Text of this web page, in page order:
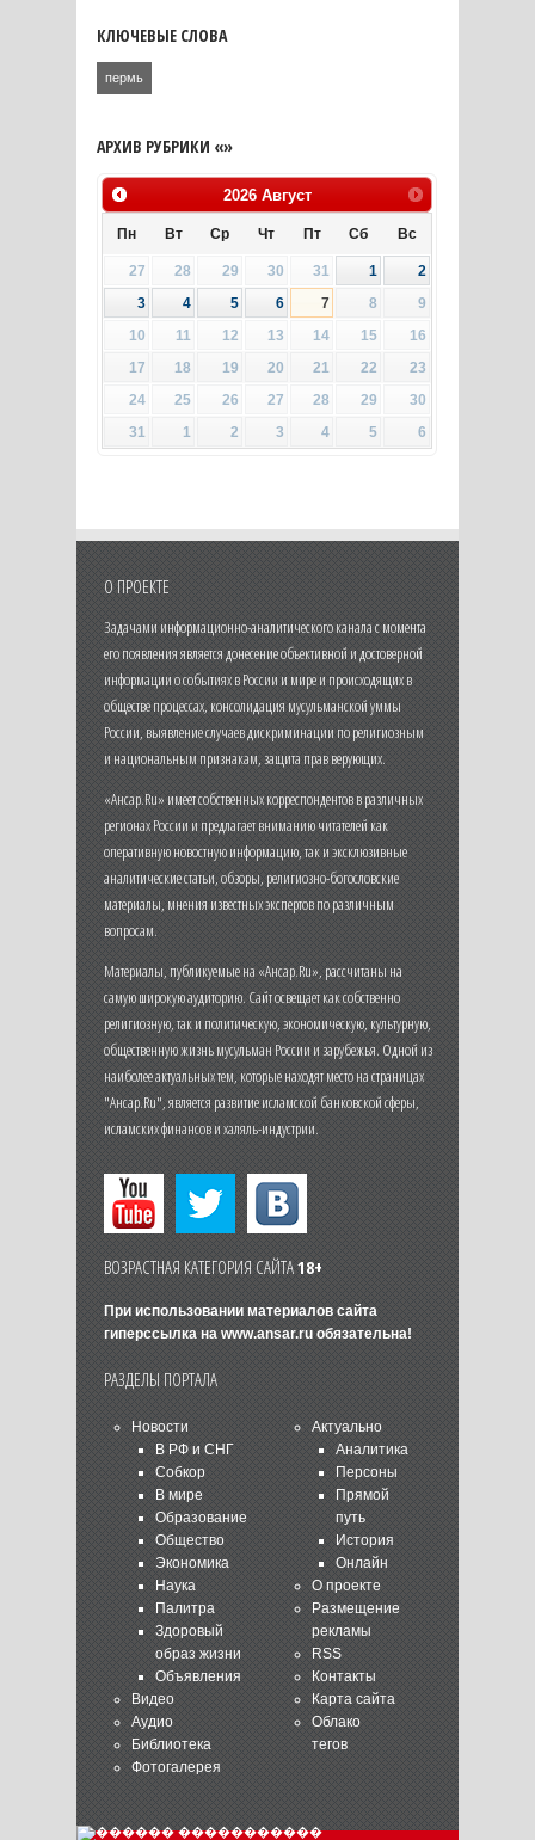
КЛЮЧЕВЫЕ СЛОВА
пермь
АРХИВ РУБРИКИ «»
2026 Август
Пн Вт Ср Чт Пт Сб Вс
27 28 29 30 31 1
2
3
4 5 6 7 8
9
10
11 12 13 14 15
16
17
18 19 20 21 22
23
24
25 26 27 28 29
30
31
1 2 3 4 5 6
О ПРОЕКТЕ
Задачами информационно-аналитического канала с момента
его появления является донесение объективной и достоверной
информации о событиях в России и мире и происходящих в
обществе процессах, консолидация мусульманской уммы
России, выявление случаев дискриминации по религиозным
и национальным признакам, защита прав верующих.
«Ансар.Ru» имеет собственных корреспондентов в различных
регионах России и предлагает вниманию читателей как
оперативную новостную информацию, так и эксклюзивные
аналитические статьи, обзоры, религиозно-богословские
материалы, мнения известных экспертов по различным
вопросам.
Материалы, публикуемые на «Ансар.Ru», рассчитаны на
самую широкую аудиторию. Сайт освещает как собственно
религиозную, так и политическую, экономическую, культурную,
общественную жизнь мусульман России и зарубежья. Одной из
наиболее актуальных тем, которые находят место на страницах
"Ансар.Ru", является развитие исламской банковской сферы,
исламских финансов и халяль-индустрии.
ВОЗРАСТНАЯ КАТЕГОРИЯ САЙТА18+
При использовании материалов сайта
гиперссылка на www.ansar.ruобязательна!
РАЗДЕЛЫ ПОРТАЛА
Новости
В РФ и СНГ
Собкор
В мире
Образование
Общество
Экономика
Наука
Палитра
Здоровый
образ жизни
Объявления
Видео
Аудио
Библиотека
Фотогалерея
Актуально
Аналитика
Персоны
Прямой
путь
История
Онлайн
О проекте
Размещение
рекламы
RSS
Контакты
Карта сайта
Облако
тегов